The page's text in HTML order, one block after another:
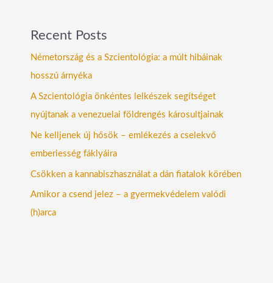
Recent Posts
Németország és a Szcientológia: a múlt hibáinak
hosszú árnyéka
A Szcientológia önkéntes lelkészek segítséget
nyújtanak a venezuelai földrengés károsultjainak
Ne kelljenek új hősök – emlékezés a cselekvő
emberiesség fáklyáira
Csökken a kannabiszhasználat a dán fiatalok körében
Amikor a csend jelez – a gyermekvédelem valódi
(h)arca